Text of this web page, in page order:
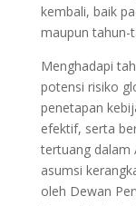
kembali, baik
maupun tahun-
Menghadapi
potensi risiko
penetapan
efektif, serta
tertuang dalam
asumsi
oleh Dewan